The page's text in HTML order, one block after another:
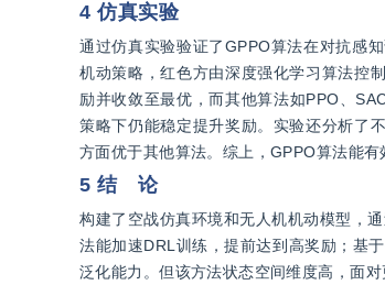
4 仿真实验
通过仿真实验验证了GPPO算法在对抗感
机动策略，红色方由深度强化学习算法控
励并收敛至最优，而其他算法如PPO、
策略下仍能稳定提升奖励。实验还分析了
方面优于其他算法。综上，GPPO算法能
5 结 论
构建了空战仿真环境和无人机机动模型，
法能加速DRL训练，提前达到高奖励；基
泛化能力。但该方法状态空间维度高，面